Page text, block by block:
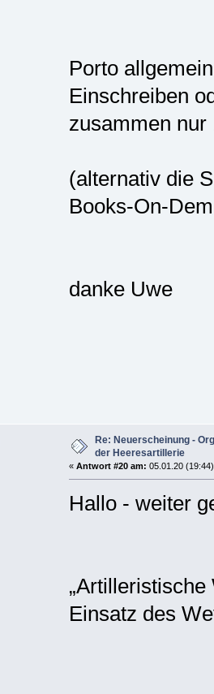
Porto
Einschreiben
zusammen nur
(alternativ die
Books-On-
danke Uwe
Re: Neuerscheinung -
der Heeresartillerie
« Antwort #20 am: 05.01.20
​Hallo - weiter
Einsatz des